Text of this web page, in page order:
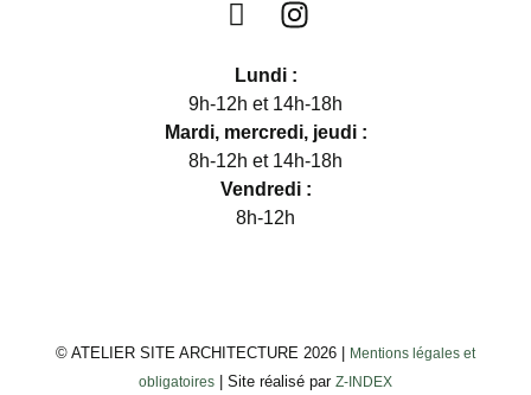
Lundi :
9h-12h et 14h-18h
Mardi, mercredi, jeudi :
8h-12h et 14h-18h
Vendredi :
8h-12h
© ATELIER SITE ARCHITECTURE 2026 |
Mentions légales et
obligatoires | Site réalisé par Z-INDEX